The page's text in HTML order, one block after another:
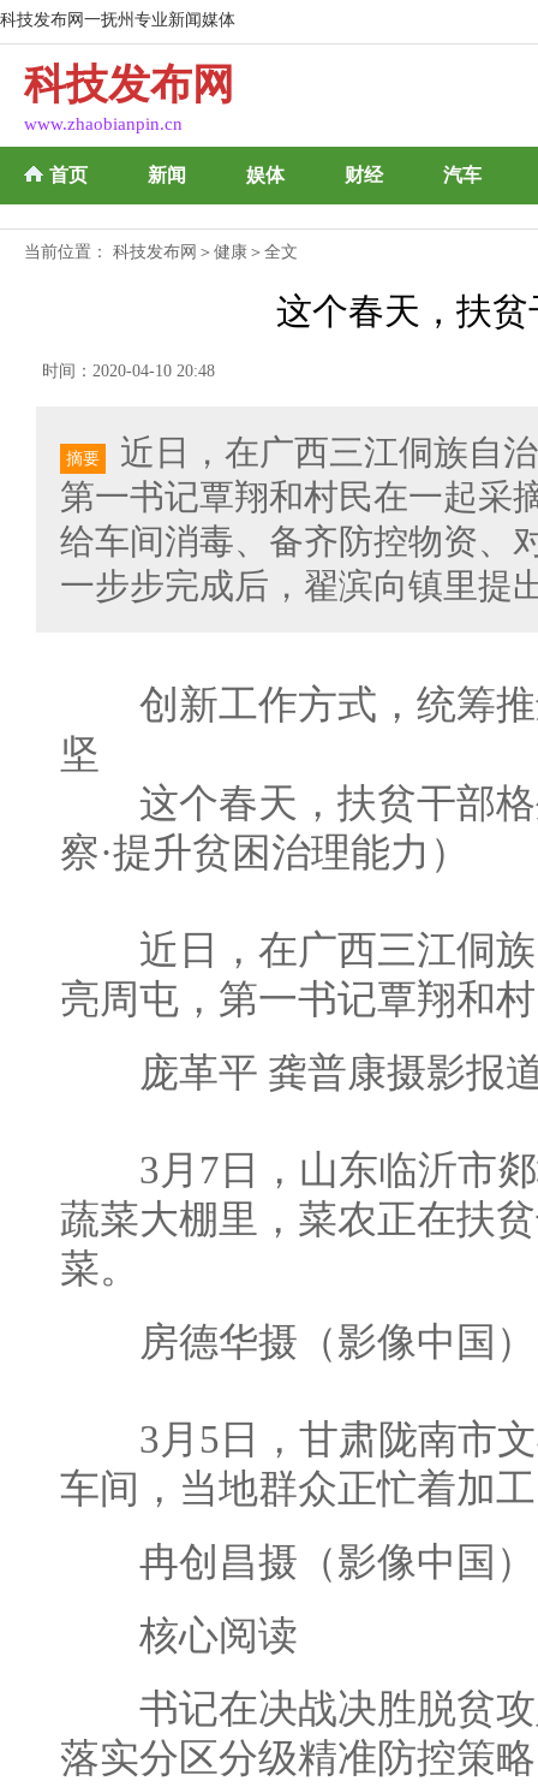
科技发布网一抚州专业新闻媒体
科技发布网
www.zhaobianpin.cn
首页 新闻 娱体 财经 汽车
当前位置： 科技发布网 ＞ 健康 ＞全文
这个春天，扶
时间：2020-04-10 20:48
摘要
近日，在广西三江侗族自
第一书记覃翔和村民在一起采
给车间消毒、备齐防控物资
一步步完成后，翟滨向镇里提
创新工作方式，统筹推
坚
这个春天，扶贫干部格
察·提升贫困治理能力）
近日，在广西三江侗族
亮周屯，第一书记覃翔和
庞革平 龚普康摄影报
3月7日，山东临沂市郯
蔬菜大棚里，菜农正在扶
菜。
房德华摄（影像中国）
3月5日，甘肃陇南市文
车间，当地群众正忙着加
冉创昌摄（影像中国）
核心阅读
书记在决战决胜脱贫攻
落实分区分级精准防控策